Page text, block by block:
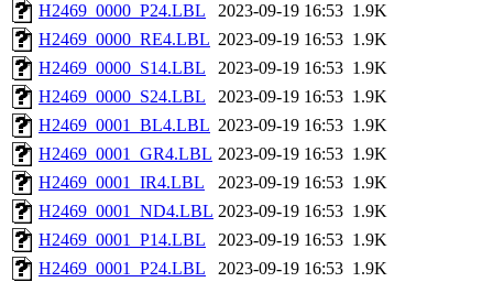
H2469_0000_P24.LBL
2023-09-19 16:53 1.9K
H2469_0000_RE4.LBL 2023-09-19 16:53 1.9K
H2469_0000_S14.LBL
2023-09-19 16:53 1.9K
H2469_0000_S24.LBL
2023-09-19 16:53 1.9K
H2469_0001_BL4.LBL 2023-09-19 16:53 1.9K
H2469_0001_GR4.LBL 2023-09-19 16:53 1.9K
H2469_0001_IR4.LBL
2023-09-19 16:53 1.9K
H2469_0001_ND4.LBL 2023-09-19 16:53 1.9K
H2469_0001_P14.LBL
2023-09-19 16:53 1.9K
H2469_0001_P24.LBL
2023-09-19 16:53 1.9K